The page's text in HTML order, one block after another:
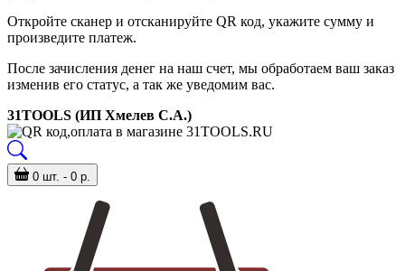
Откройте сканер и отсканируйте QR код, укажите сумму и
произведите платеж.
После зачисления денег на наш счет, мы обработаем ваш заказ
изменив его статус, а так же уведомим вас.
31TOOLS (ИП Хмелев С.А.)
0 шт. - 0 р.